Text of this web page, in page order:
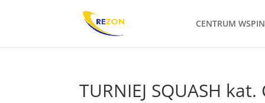
CENTRUM
TURNIEJ SQUASH